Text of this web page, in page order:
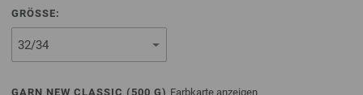
GRÖSSE:
GARN NEW CLASSIC ( 500 G) Farbkarte anzeigen